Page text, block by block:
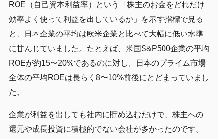
ROE（自己資本利益率）という「株主のお金をどれだけ
効率よく使って利益を出しているか」を示す指標で見る
と、日本企業の平均は欧米企業と比べて大幅に低い水準
に甘んじていました。たとえば、米国S&P500企業の平均
ROEが約15〜20%であるのに対し、日本のプライム市場
全体の平均ROEは長らく8〜10%前後にとどまっていまし
た。
企業が利益を出しても社内に貯め込むだけで、株主への
還元や成長投資に積極的でない会社が多かったのです。